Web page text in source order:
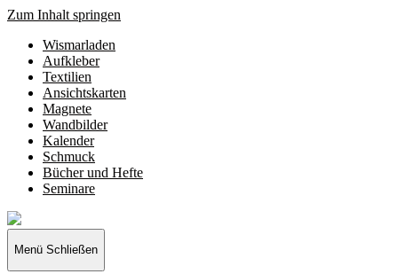
Zum Inhalt springen
Wismarladen
Aufkleber
Textilien
Ansichtskarten
Magnete
Wandbilder
Kalender
Schmuck
Bücher und Hefte
Seminare
Wismarladen
-
deine
Produzentengemeinschaft
Menü Schließen